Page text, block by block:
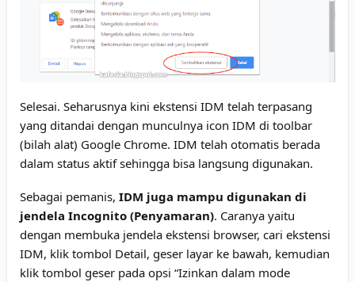
Selesai. Seharusnya kini ekstensi IDM telah terpasang
yang ditandai dengan munculnya icon IDM di toolbar
(bilah alat) Google Chrome. IDM telah otomatis berada
dalam status aktif sehingga bisa langsung digunakan.
Sebagai pemanis, IDM juga mampu digunakan di
jendela Incognito (Penyamaran). Caranya yaitu
dengan membuka jendela ekstensi browser, cari ekstensi
IDM, klik tombol Detail, geser layar ke bawah, kemudian
klik tombol geser pada opsi “Izinkan dalam mode